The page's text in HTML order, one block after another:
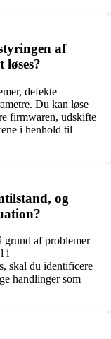
af
defekte
Du kan løse
firmwaren, udskifte
i henhold til
og
grund af problemer
i
skal du identificere
handlinger som